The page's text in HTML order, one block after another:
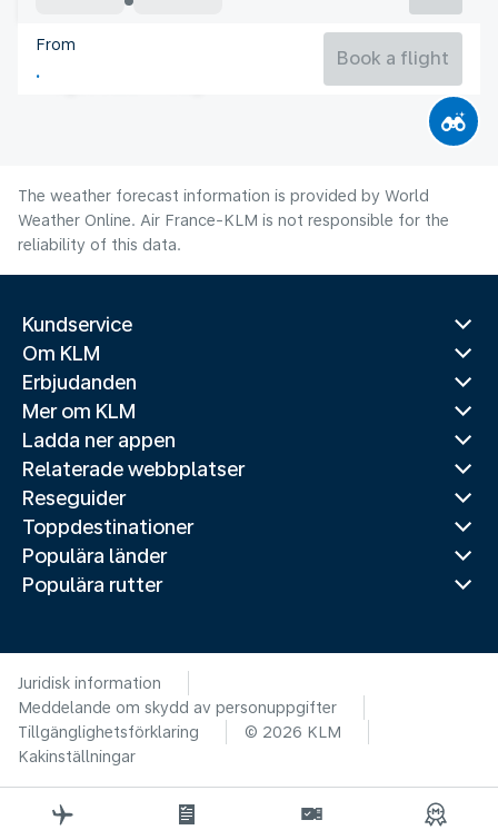
Rwanda
From
Book a flight
The weather forecast information is provided by World
Weather Online. Air France-KLM is not responsible for the
reliability of this data.
Kundservice
Om KLM
Erbjudanden
Mer om KLM
Ladda ner appen
Relaterade webbplatser
Reseguider
Toppdestinationer
Populära länder
Populära rutter
Juridisk information
Meddelande om skydd av personuppgifter
Tillgänglighetsförklaring
© 2026 KLM
Kakinställningar